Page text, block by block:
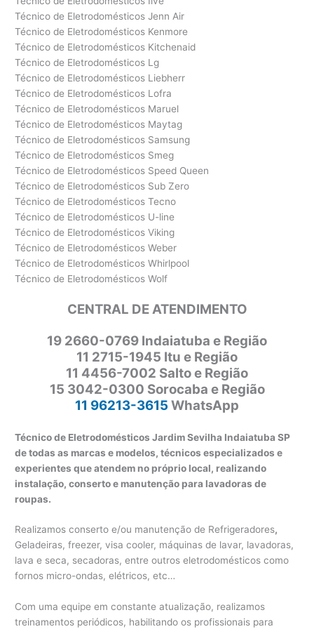
Técnico de Eletrodomésticos Jenn Air
Técnico de Eletrodomésticos Kenmore
Técnico de Eletrodomésticos Kitchenaid
Técnico de Eletrodomésticos Lg
Técnico de Eletrodomésticos Liebherr
Técnico de Eletrodomésticos Lofra
Técnico de Eletrodomésticos Maruel
Técnico de Eletrodomésticos Maytag
Técnico de Eletrodomésticos Samsung
Técnico de Eletrodomésticos Smeg
Técnico de Eletrodomésticos Speed Queen
Técnico de Eletrodomésticos Sub Zero
Técnico de Eletrodomésticos Tecno
Técnico de Eletrodomésticos U-line
Técnico de Eletrodomésticos Viking
Técnico de Eletrodomésticos Weber
Técnico de Eletrodomésticos Whirlpool
Técnico de Eletrodomésticos Wolf
CENTRAL DE ATENDIMENTO
19 2660-0769 Indaiatuba e Região
11 2715-1945 Itu e Região
11 4456-7002 Salto e Região
15 3042-0300 Sorocaba e Região
11 96213-3615 WhatsApp
Técnico de Eletrodomésticos Jardim Sevilha Indaiatuba SP
de todas as marcas e modelos, técnicos especializados e
experientes que atendem no próprio local, realizando
instalação, conserto e manutenção para lavadoras de
roupas.
Realizamos conserto e/ou manutenção de Refrigeradores,
Geladeiras, freezer, visa cooler, máquinas de lavar, lavadoras,
lava e seca, secadoras, entre outros eletrodomésticos como
fornos micro-ondas, elétricos, etc…
Com uma equipe em constante atualização, realizamos
treinamentos periódicos, habilitando os profissionais para